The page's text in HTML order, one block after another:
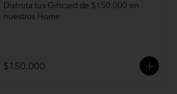
Disfruta tus Giftcard de $150.000 en
nuestros Home
$150.000